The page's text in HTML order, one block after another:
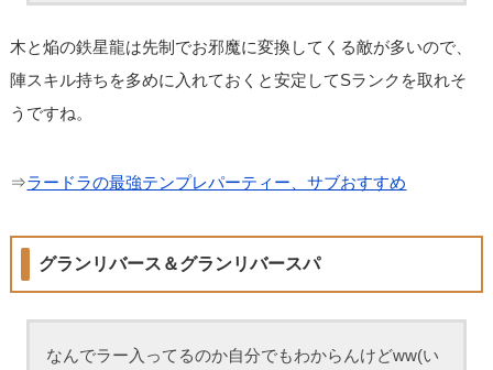
木と焔の鉄星龍は先制でお邪魔に変換してくる敵が多いので、
陣スキル持ちを多めに入れておくと安定してSランクを取れそ
うですね。
⇒ラードラの最強テンプレパーティー、サブおすすめ
グランリバース＆グランリバースパ
なんでラー入ってるのか自分でもわからんけどww(い